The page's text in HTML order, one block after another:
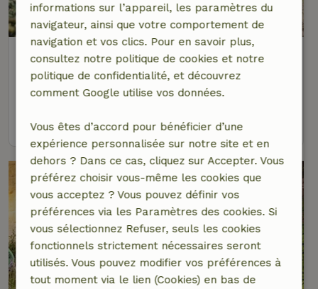
Maison nature à Meppen
Basse-Saxe, Allemagne
8,7/10
2 personnes2 Chambres à coucher
informations sur l’appareil, les paramètres du
navigateur, ainsi que votre comportement de
navigation et vos clics. Pour en savoir plus,
consultez notre politique de cookies et notre
politique de confidentialité, et découvrez
comment Google utilise vos données.
Vous êtes d’accord pour bénéficier d’une
expérience personnalisée sur notre site et en
dehors ? Dans ce cas, cliquez sur Accepter. Vous
préférez choisir vous-même les cookies que
vous acceptez ? Vous pouvez définir vos
préférences via les Paramètres des cookies. Si
vous sélectionnez Refuser, seuls les cookies
fonctionnels strictement nécessaires seront
utilisés. Vous pouvez modifier vos préférences à
tout moment via le lien (Cookies) en bas de